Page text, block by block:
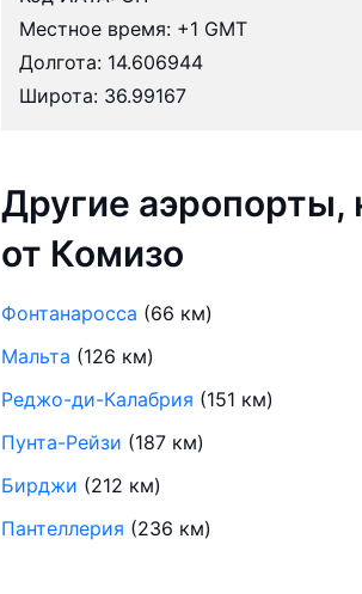
Местное время: +1 GMT
Долгота: 14.606944
Широта: 36.99167
Другие аэропорты,
от Комизо
Фонтанаросса (66 км)
Мальта (126 км)
Реджо-ди-Калабрия (151 км)
Пунта-Рейзи (187 км)
Бирджи (212 км)
Пантеллерия (236 км)